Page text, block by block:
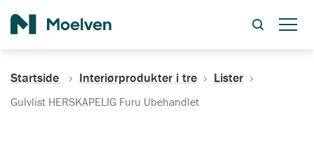
Startside Interiørprodukter i tre Lister
Gulvlist HERSKAPELIG Furu Ubehandlet